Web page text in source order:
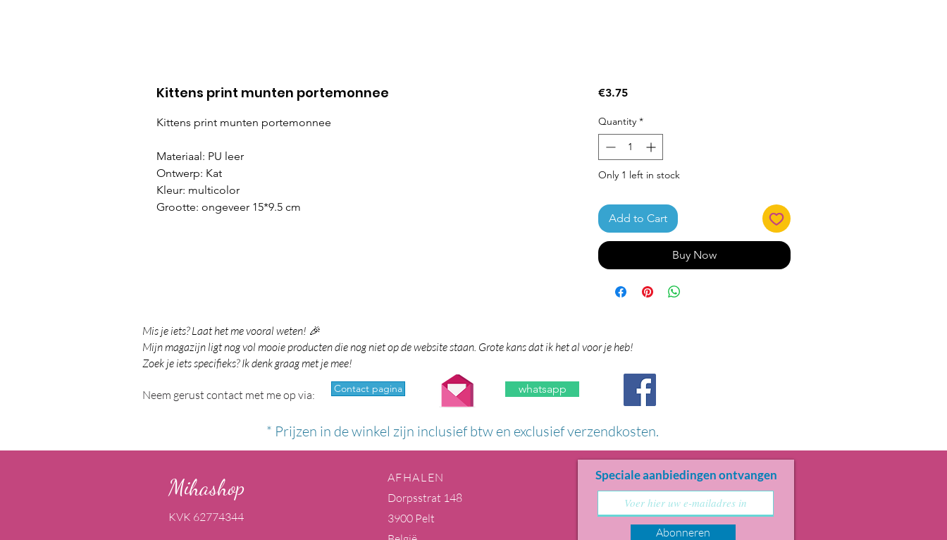
Kittens print munten portemonnee
Kittens print munten portemonnee
Materiaal: PU leer
Ontwerp: Kat
Kleur: multicolor
Grootte: ongeveer 15*9.5 cm
€3.75Price
Quantity *
Only 1 left in stock
Add to Cart
Buy Now
Mis je iets? Laat het me vooral weten! 🎉
Mijn magazijn ligt nog vol mooie producten die nog niet op de website staan. Grote kans dat ik het al voor je heb!
Zoek je iets specifieks? Ik denk graag met je mee!
Neem gerust contact met me op via: Contact pagina whatsapp
* Prijzen in de winkel zijn inclusief btw en exclusief verzendkosten.
Mihashop
KVK 62774344
AFHALEN
Dorpsstrat 148
3900 Pelt
Speciale aanbiedingen ontvangen
Abonneren